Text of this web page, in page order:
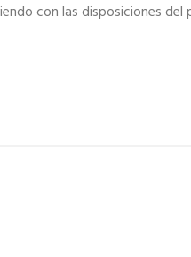
con las disposiciones del